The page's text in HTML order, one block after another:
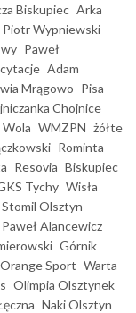
Biskupiec Arka
Piotr Wypniewski
Paweł
Adam
Mrągowo Pisa
Chojnice
WMZPN żółte
Rominta
Resovia Biskupiec
Tychy Wisła
Stomil Olsztyn -
Paweł Alancewicz
Górnik
Orange Sport Warta
Olimpia Olsztynek
Naki Olsztyn